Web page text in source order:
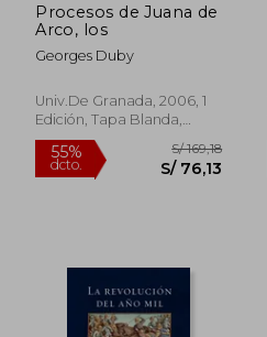
Procesos de Juana de
Arco, los
Georges Duby
Univ.De Granada, 2006, 1
Edición, Tapa Blanda,
Nuevo